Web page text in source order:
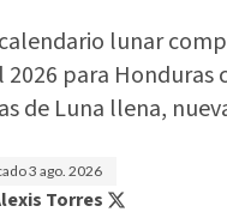
lunar
2026 para Honduras
de Luna llena,
3 ago. 2026
Torres